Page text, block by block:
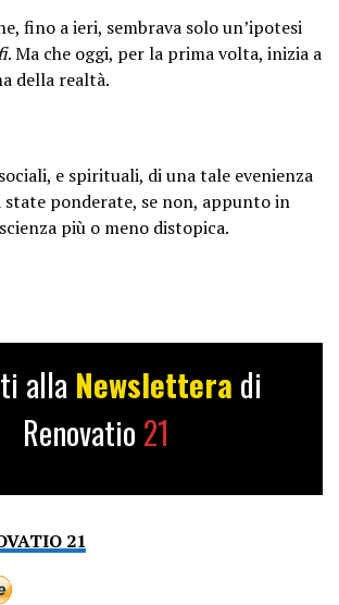
fino a ieri, sembrava solo un’ipotesi
. Ma che oggi, per la prima volta, inizia a
della realtà.
e spirituali, di una tale evenienza
state ponderate, se non, appunto in
più o meno distopica.
alla Newslettera di
Renovatio 21
21